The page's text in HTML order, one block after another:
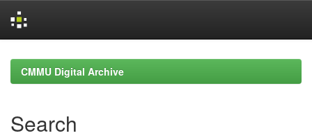
navigationCMMU Digital Archive
Search